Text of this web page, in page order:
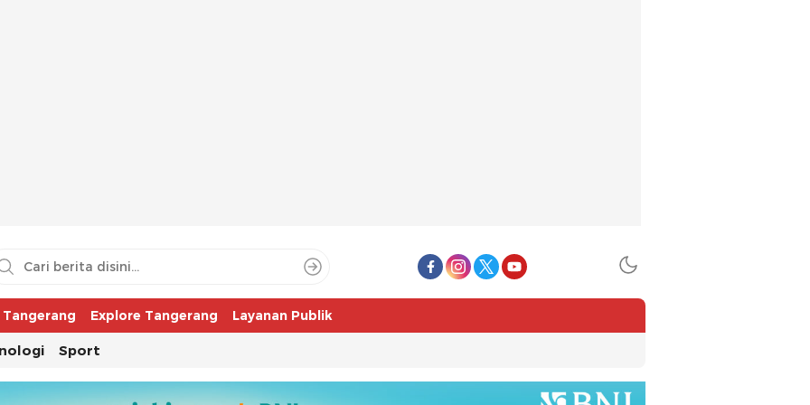
Explore Tangerang Layanan Publik
Sport